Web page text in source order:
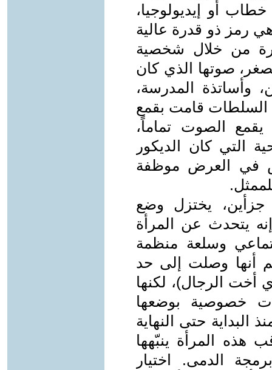
أو إيديولوجيا،
رمز ذو قدرة عالية
من خلال شخصية
صوتها الذي كان
وأساتذة المدرسة،
السلطات قامت بقمع
الصوت تماماً،
التي كان الديكور
في العرض موظفة
جزأين، يختزل وضع
يتحدث عن المرأة
وسلعة منظمة
أنها وصلت إلى حد
الرجال)، لكنها
خصوصية بوضعها
حتى النهاية
هذه المرأة ينبّهها
الدمى. اختيار